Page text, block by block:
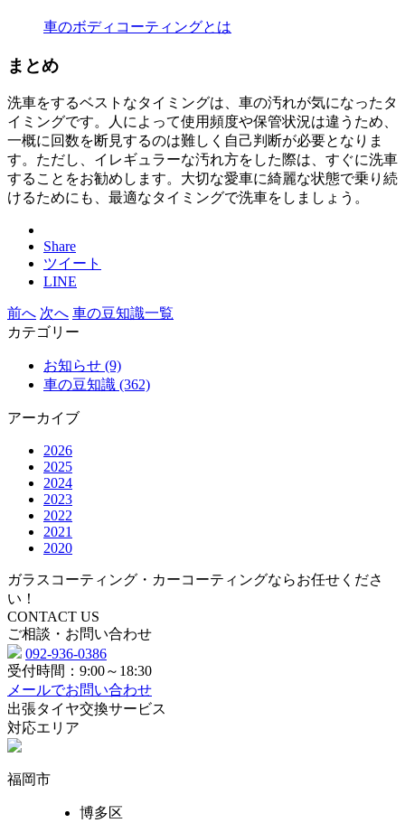
車のボディコーティングとは
まとめ
洗車をするベストなタイミングは、車の汚れが気になったタ
イミングです。人によって使用頻度や保管状況は違うため、
一概に回数を断見するのは難しく自己判断が必要となりま
す。ただし、イレギュラーな汚れ方をした際は、すぐに洗車
することをお勧めします。大切な愛車に綺麗な状態で乗り続
けるためにも、最適なタイミングで洗車をしましょう。
Share
ツイート
LINE
前へ 次へ 車の豆知識一覧
カテゴリー
お知らせ (9)
車の豆知識 (362)
アーカイブ
2026
2025
2024
2023
2022
2021
2020
ガラスコーティング・カーコーティングならお任せくださ
い！
CONTACT US
ご相談・お問い合わせ
092-936-0386
受付時間：9:00～18:30
メールでお問い合わせ
出張タイヤ交換サービス
対応エリア
福岡市
博多区